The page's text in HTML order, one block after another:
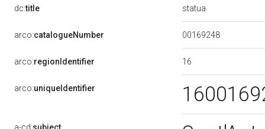
dc:title statua
arco:catalogueNumber 00169248
arco:regionIdentifier 16
arco:uniqueIdentifier